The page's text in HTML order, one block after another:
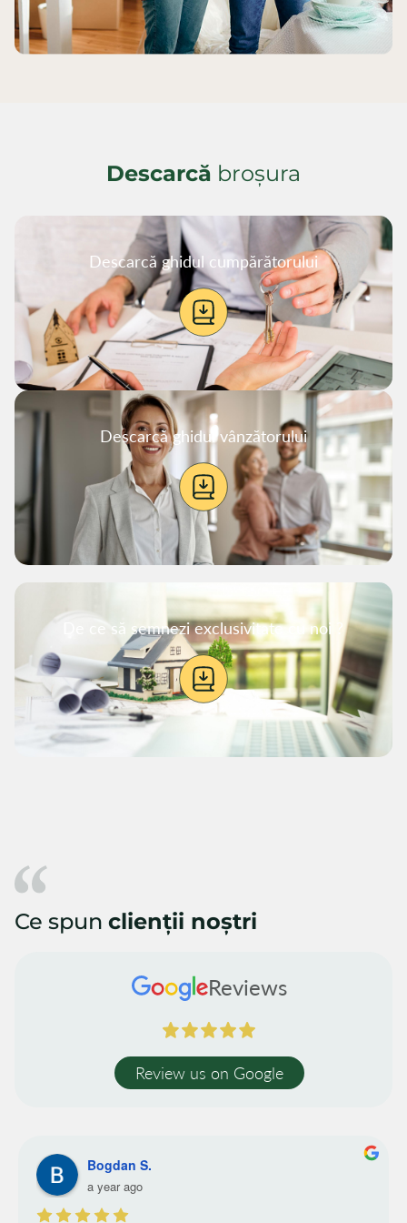
Descarcă broșura
Descarcă ghidul cumpărătorului
Descarcă ghidul vânzătorului
De ce să semnezi exclusivitate cu noi ?
Ce spun clienții noștri
Reviews
Review us on Google
Bogdan S.
a year ago